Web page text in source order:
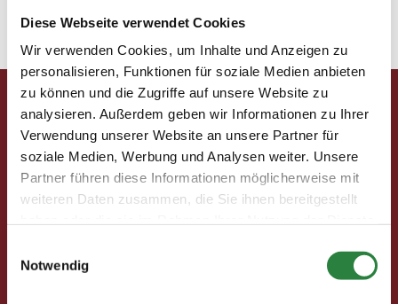
Diese Webseite verwendet Cookies
Wir verwenden Cookies, um Inhalte und Anzeigen zu
personalisieren, Funktionen für soziale Medien anbieten
zu können und die Zugriffe auf unsere Website zu
analysieren. Außerdem geben wir Informationen zu Ihrer
Verwendung unserer Website an unsere Partner für
soziale Medien, Werbung und Analysen weiter. Unsere
Partner führen diese Informationen möglicherweise mit
weiteren Daten zusammen, die Sie ihnen bereitgestellt
Notwendig
Bernardo Alves sehr erfolgreich war.
Pferd & Mensch digital
Fragen und Antworten
Print abbestellen
Redaktion
Ihre Vorteile als Mitglied im Pferdesport Deutschland